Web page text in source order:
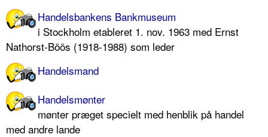
Handelsbankens Bankmuseum
i Stockholm etableret 1. nov. 1963 med Ernst
Nathorst-Böös (1918-1988) som leder
Handelsmand
Handelsmønter
mønter præget specielt med henblik på handel
med andre lande